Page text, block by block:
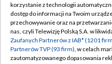
Abonament TVP
Emisja w TVP
Centrum informacji TVP
Polityka
korzystanie z technologii
dostęp do informacji na Twoim
przechowywanie oraz na
nas, czyli Telewizję Polską S.A. w
Zaufanych Partnerów z IAB* (1201
Partnerów TVP (93 firm), w celach
zautomatyzowanego dopasowania